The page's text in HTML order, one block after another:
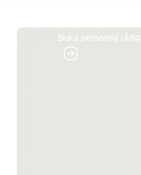
Boka personlig